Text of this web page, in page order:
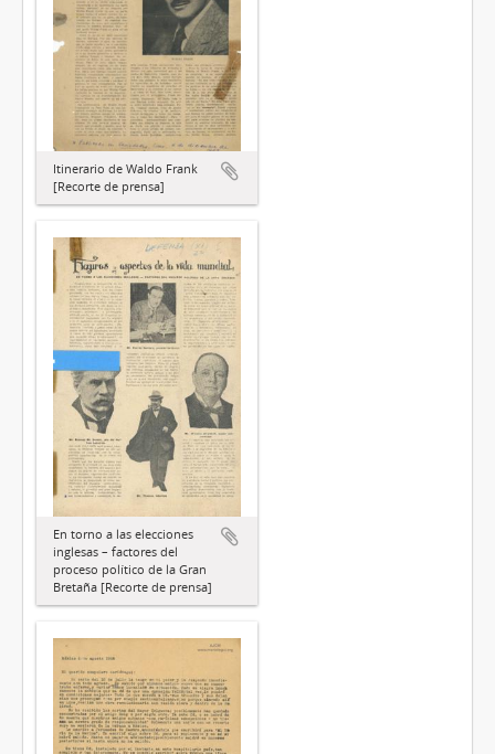
Itinerario de Waldo Frank
[Recorte de prensa]
En torno a las elecciones
inglesas – factores del
proceso político de la Gran
Bretaña [Recorte de prensa]